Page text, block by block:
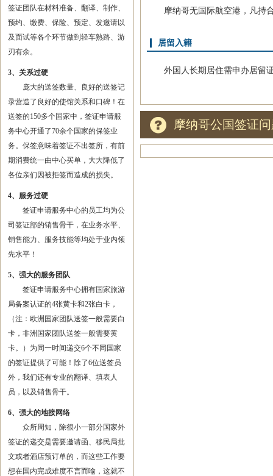
签证团队在材料准备、翻译、制作、
预约、缴费、保险、预定、发邀请以
及面试等各个环节做到轻车熟路、游
刃有余。
3、关系过硬
庞大的送签数量、良好的送签记
录营造了良好的使馆关系和口碑！在
送签的150多个国家中，签证申请服
务中心开通了70余个国家的保签业
务。保签意味着签证不出签所，有前
期消费统一由中心买单，大大降低了
各位亲们因被拒签而造成的损失。
4、服务过硬
签证申请服务中心的员工均为公
司签证部的销售骨干，在业务水平、
销售能力、服务技能等均处于业内领
先水平！
5、强大的服务团队
签证申请服务中心拥有国家旅游
局备案认证的4张黄卡和2张白卡，
（注：欧洲国家团队送签一般需要白
卡，非洲国家团队送签一般需要黄
卡。）为同一时间递交6个不同国家
的签证提供了可能！除了6位送签员
外，我们还有专业的翻译、填表人
员，以及销售骨干。
6、强大的地接网络
众所周知，除很小一部分国家外
签证的递交是需要邀请函、移民局批
文或者酒店预订单的，而这些工作要
想在国内完成难度不言而喻，这就不
摩纳哥无国际航空港，凡持合
居留入籍
外国人长期居住需申办居留证
摩纳哥公国签证